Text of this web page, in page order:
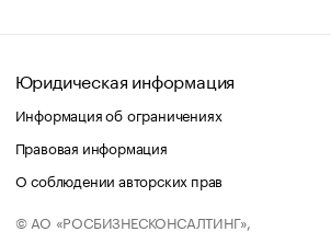
Юридическая информация
Информация об ограничениях
Правовая информация
О соблюдении авторских прав
© АО «РОСБИЗНЕСКОНСАЛТИНГ»,